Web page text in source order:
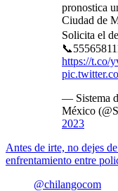
pronostica
Ciudad de
Solicita el
https://t.co/
— Sistema
México
2023
Antes de irte, no dejes
enfrentamiento entre
@chilangocom